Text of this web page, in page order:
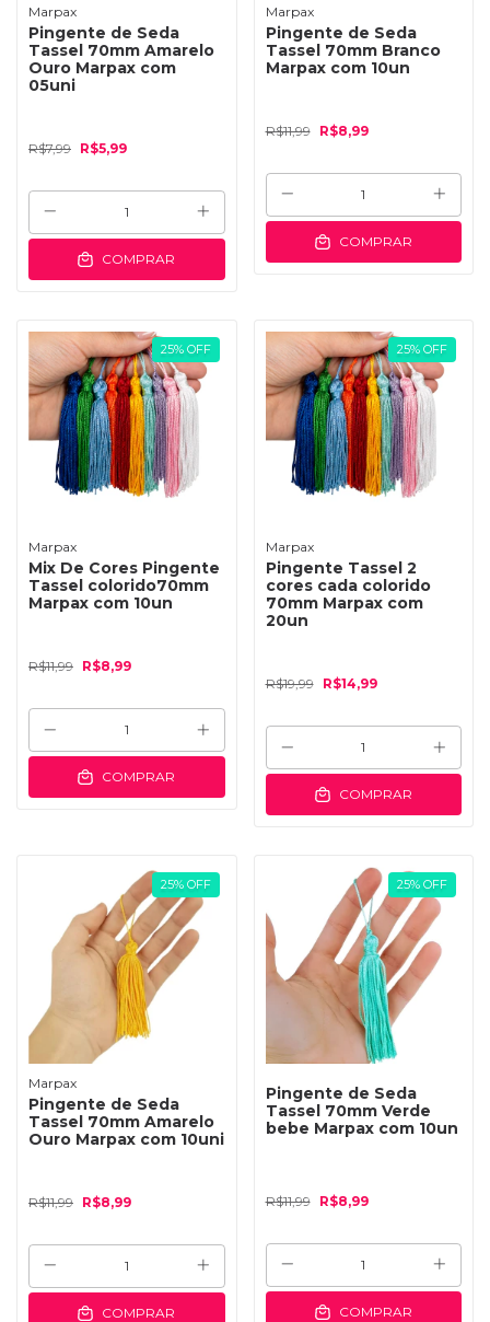
Marpax
Pingente de Seda
Tassel 70mm Amarelo
Ouro Marpax com
05uni
R$7,99 R$5,99
COMPRAR
Marpax
Pingente de Seda
Tassel 70mm Branco
Marpax com 10un
R$11,99 R$8,99
COMPRAR
25% OFF
Marpax
Mix De Cores Pingente
Tassel colorido70mm
Marpax com 10un
R$11,99 R$8,99
COMPRAR
25% OFF
Marpax
Pingente Tassel 2
cores cada colorido
70mm Marpax com
20un
R$19,99 R$14,99
COMPRAR
25% OFF
Marpax
Pingente de Seda
Tassel 70mm Amarelo
Ouro Marpax com 10uni
R$11,99 R$8,99
COMPRAR
25% OFF
Pingente de Seda
Tassel 70mm Verde
bebe Marpax com 10un
R$11,99 R$8,99
COMPRAR